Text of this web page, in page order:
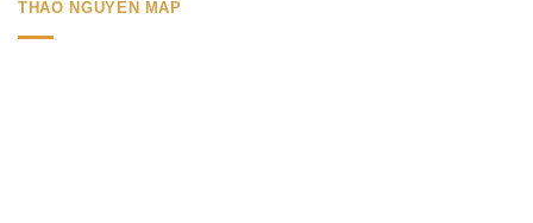
THAO NGUYEN MAP